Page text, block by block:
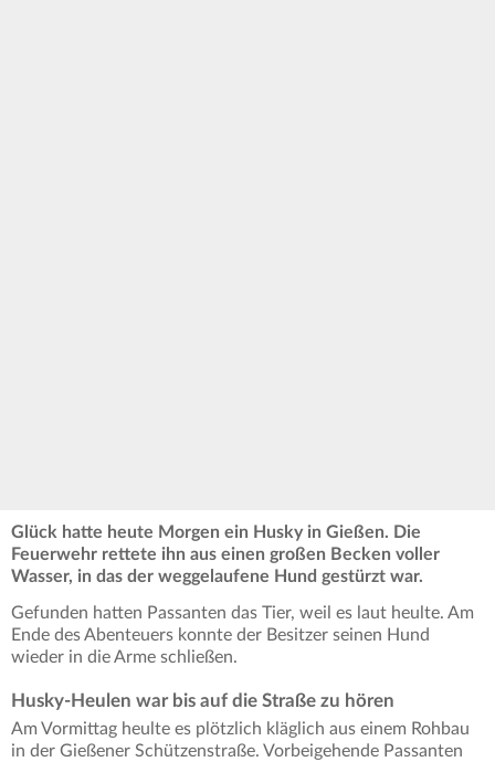
Glück hatte heute Morgen ein Husky in Gießen. Die
Feuerwehr rettete ihn aus einen großen Becken voller
Wasser, in das der weggelaufene Hund gestürzt war.
Gefunden hatten Passanten das Tier, weil es laut heulte. Am
Ende des Abenteuers konnte der Besitzer seinen Hund
wieder in die Arme schließen.
Husky-Heulen war bis auf die Straße zu hören
Am Vormittag heulte es plötzlich kläglich aus einem Rohbau
in der Gießener Schützenstraße. Vorbeigehende Passanten